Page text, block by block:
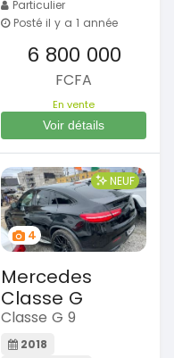
Particulier
Posté il y a 1 année
6 800 000
FCFA
En vente
Voir détails
4
NEUF
Mercedes
Classe G
Classe G 9
2018